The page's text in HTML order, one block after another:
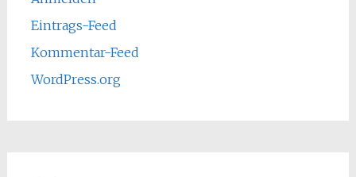
Eintrags-Feed
Kommentar-Feed
WordPress.org